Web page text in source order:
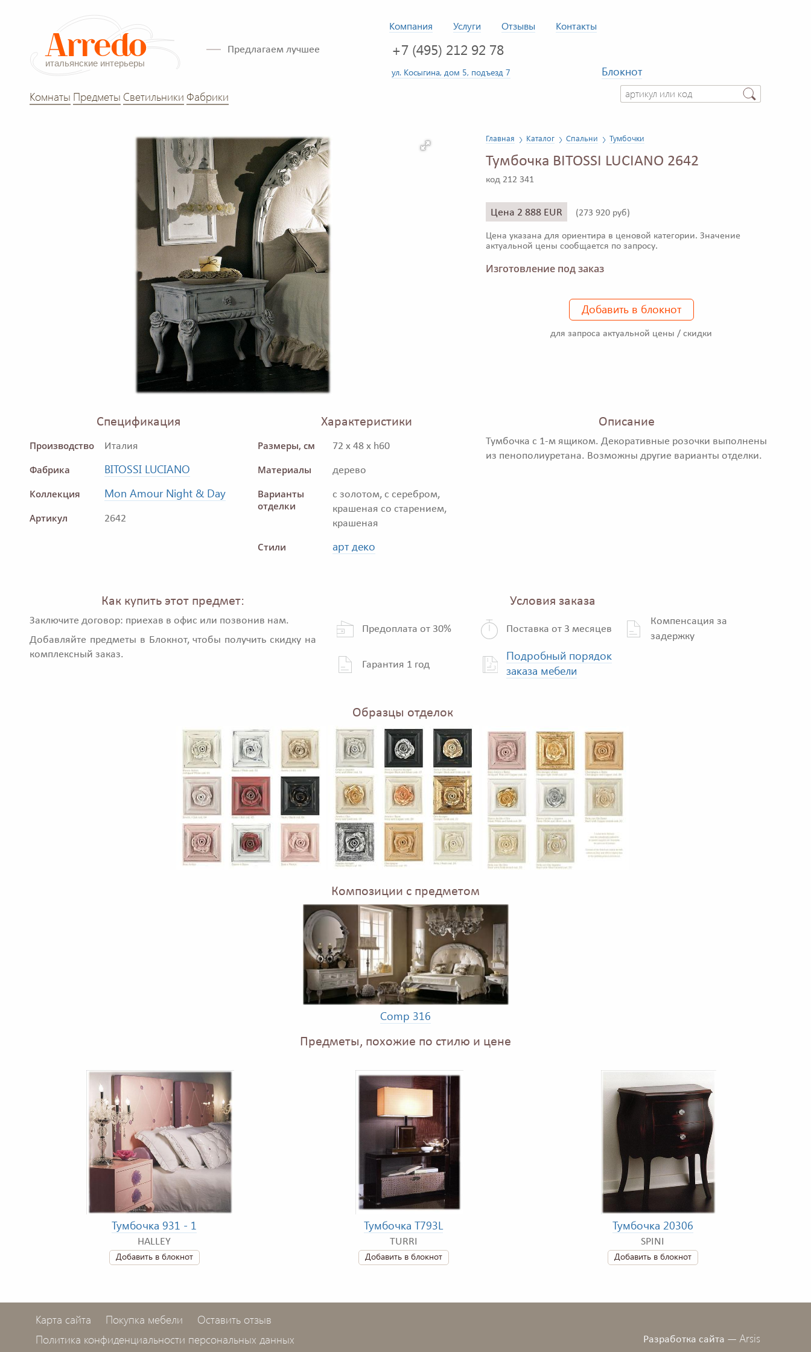
Компания Услуги Отзывы Контакты
Предлагаем лучшее +7 (495) 212 92 78
ул. Косыгина, дом 5, подъезд 7
Блокнот
Комнаты Предметы Светильники Фабрики
Главная Каталог Спальни Тумбочки
Тумбочка BITOSSI LUCIANO 2642
код 212 341
Цена 2 888 EUR (273 920 руб)
Цена указана для ориентира в ценовой категории. Значение
актуальной цены сообщается по запросу.
Изготовление под заказ
Добавить в блокнот
для запроса актуальной цены / скидки
Спецификация
Производство Италия
Фабрика BITOSSI LUCIANO
Коллекция Mon Amour Night & Day
Артикул 2642
Характеристики
Размеры, см 72 x 48 x h60
Материалы дерево
Варианты
отделки
с золотом, с серебром,
крашеная со старением,
крашеная
Стили арт деко
Описание
Тумбочка с 1-м ящиком. Декоративные розочки выполнены
из пенополиуретана. Возможны другие варианты отделки.
Как купить этот предмет:
Заключите договор: приехав в офис или позвонив нам.
Добавляйте предметы в Блокнот, чтобы получить скидку на
комплексный заказ.
Условия заказа
Предоплата от 30% Поставка от 3 месяцев
Компенсация за
задержку
Гарантия 1 год
Подробный порядок
заказа мебели
Образцы отделок
Композиции с предметом
Comp 316
Предметы, похожие по стилю и цене
Тумбочка 931 - 1
HALLEY
Добавить в блокнот
Тумбочка T793L
TURRI
Добавить в блокнот
Тумбочка 20306
SPINI
Добавить в блокнот
Карта сайта Покупка мебели
Оставить отзыв
Политика конфиденциальности персональных данных
Разработка сайта — Arsis